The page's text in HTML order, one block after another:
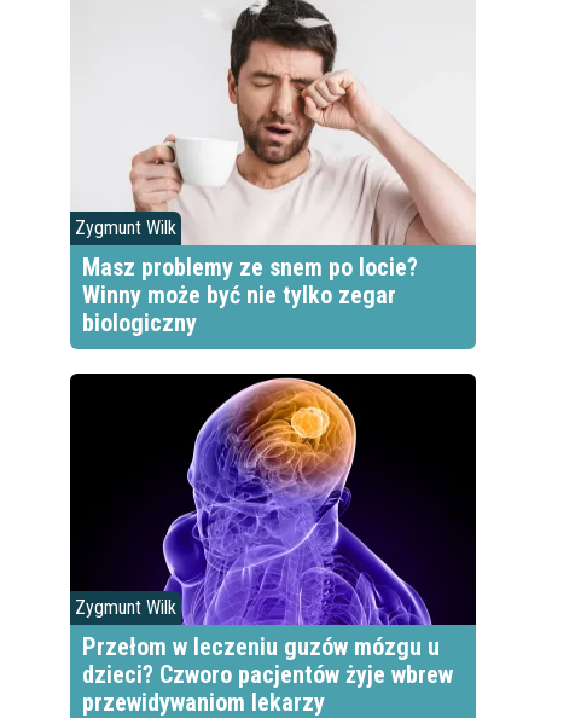
Zygmunt Wilk
Masz problemy ze snem po locie?
Winny może być nie tylko zegar
biologiczny
Zygmunt Wilk
Przełom w leczeniu guzów mózgu u
dzieci? Czworo pacjentów żyje wbrew
przewidywaniom lekarzy